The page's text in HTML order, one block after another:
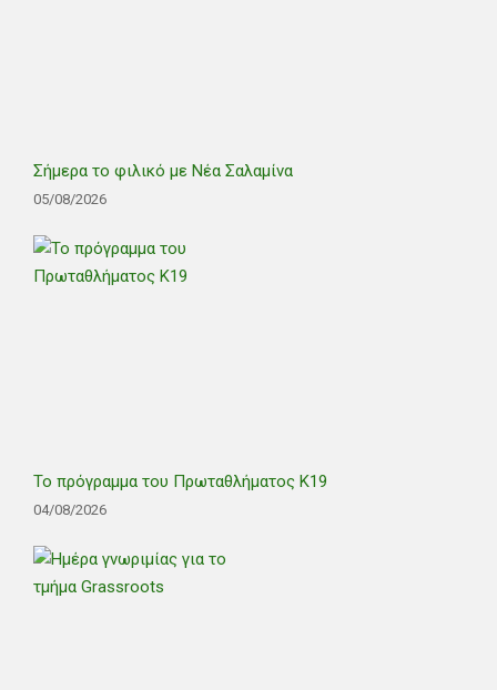
Σήμερα το φιλικό με Νέα Σαλαμίνα
05/08/2026
Το πρόγραμμα του Πρωταθλήματος Κ19
04/08/2026